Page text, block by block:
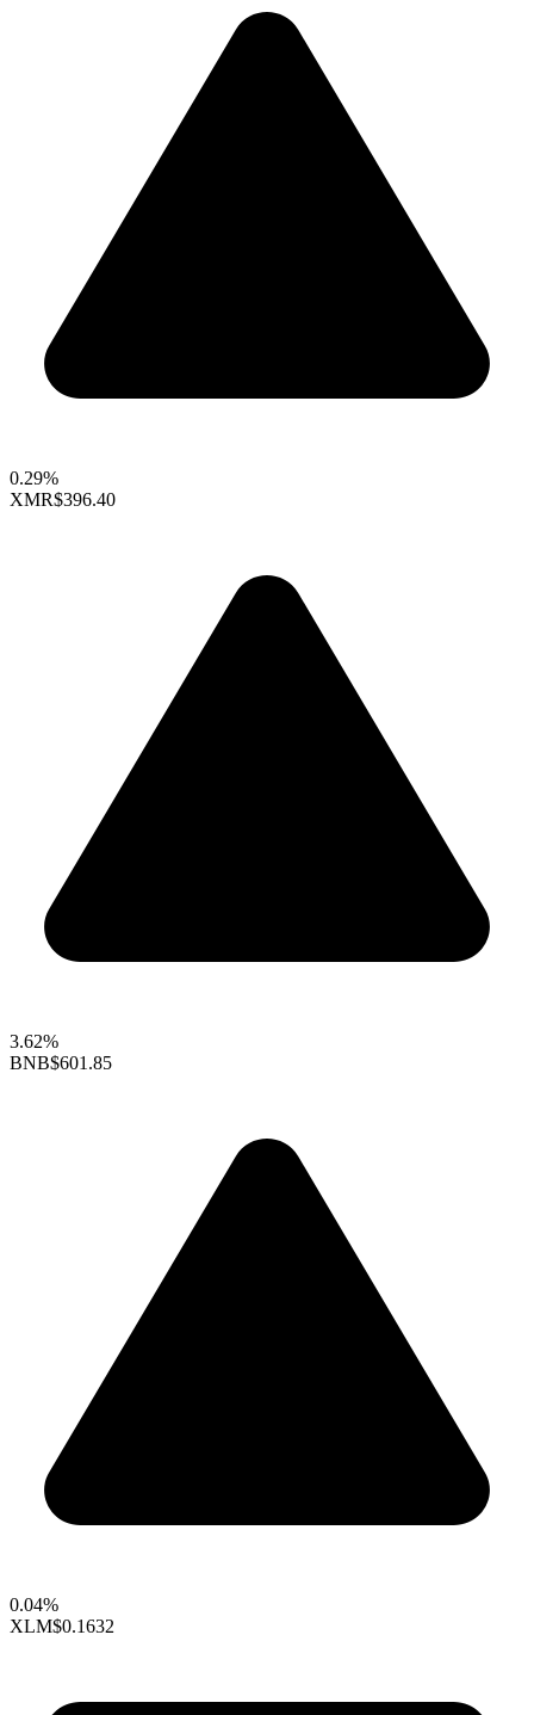
0.29%
XMR$396.40
3.62%
BNB$601.85
0.04%
XLM$0.1632